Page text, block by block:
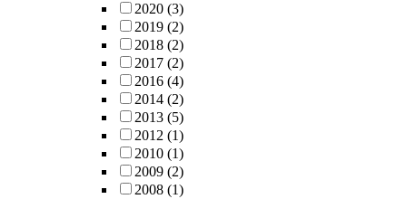
2020 (3)
2019 (2)
2018 (2)
2017 (2)
2016 (4)
2014 (2)
2013 (5)
2012 (1)
2010 (1)
2009 (2)
2008 (1)